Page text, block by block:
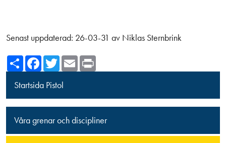
Startsida Pistol
Våra grenar och discipliner
Senast uppdaterad: 26-03-31 av Niklas Sternbrink
ShareFacebook
TwitterEmail